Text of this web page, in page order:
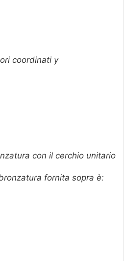
coordinati y
con il cerchio unitario
fornita sopra è: